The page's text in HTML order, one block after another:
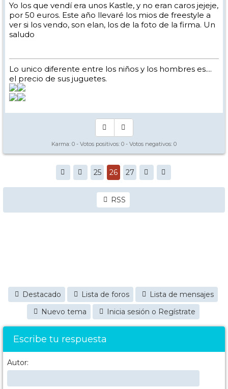
Yo los que vendí era unos Kastle, y no eran caros jejeje,
por 50 euros. Este año llevaré los mios de freestyle a
ver si los vendo, son elan, los de la foto de la firma. Un
saludo
Lo unico diferente entre los niños y los hombres es....
el precio de sus juguetes.
Karma: 0 - Votos positivos: 0 - Votos negativos: 0
25 26 27
RSS
Destacado Lista de foros
Lista de mensajes
Nuevo tema
Inicia sesión o Regístrate
Escribe tu respuesta
Autor: